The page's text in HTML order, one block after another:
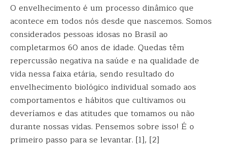
O envelhecimento é um processo dinâmico que
acontece em todos nós desde que nascemos. Somos
considerados pessoas idosas no Brasil ao
completarmos 60 anos de idade. Quedas têm
repercussão negativa na saúde e na qualidade de
vida nessa faixa etária, sendo resultado do
envelhecimento biológico individual somado aos
comportamentos e hábitos que cultivamos ou
deveríamos e das atitudes que tomamos ou não
durante nossas vidas. Pensemos sobre isso! É o
primeiro passo para se levantar. [1], [2]